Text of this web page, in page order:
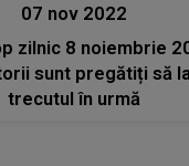
07 nov 2022
zilnic 8 noiembrie
sunt pregătiți să
trecutul în urmă